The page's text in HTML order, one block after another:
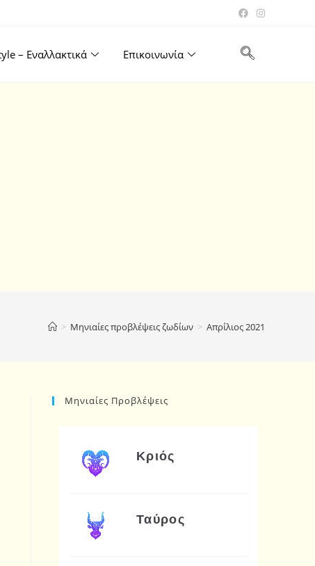
– Εναλλακτικά Επικοινωνία
> Μηνιαίες προβλέψεις ζωδίων > Απρίλιος 2021
Μηνιαίες Προβλέψεις
Κριός
Ταύρος